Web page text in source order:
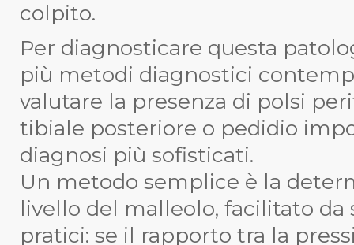
colpito.
Per diagnosticare questa
più metodi diagnostici
valutare la presenza di polsi
tibiale posteriore o pedidio
diagnosi più sofisticati.
Un metodo semplice è la
livello del malleolo, facilitato
pratici: se il rapporto tra la